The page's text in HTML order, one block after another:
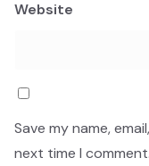
Website
Save my name,
next time I comment.